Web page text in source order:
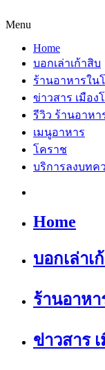
Menu
Home
บอกเล่าเก้าสิบ
ร้านอาหารใน
ข่าวสาร เมือง
รีวิว ร้านอาหา
เมนูอาหาร
โคราช
บริการลงบทค
Home
บอกเล่าเ
ร้านอาห
ข่าวสาร